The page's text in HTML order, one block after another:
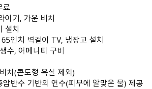
료
이기, 가운 비치
설치
인치 벽걸이 TV, 냉장고 설치
수, 어메니티 구비
（콘도형 욕실 제외）
반수 기반의 연수（피부에 알맞은 물） 제공